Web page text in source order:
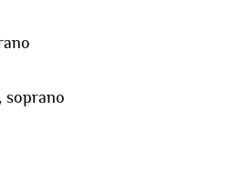
soprano